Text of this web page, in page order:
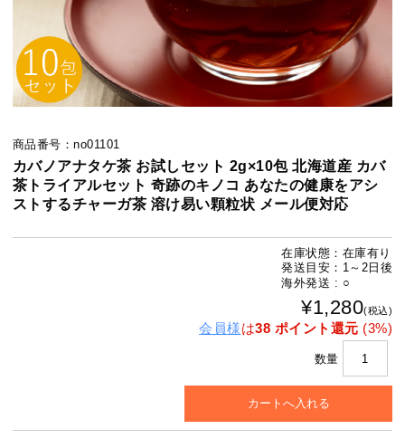
商品番号：no01101
カバノアナタケ茶 お試しセット 2g×10包 北海道産 カバ
茶トライアルセット 奇跡のキノコ あなたの健康をアシ
ストするチャーガ茶 溶け易い顆粒状 メール便対応
在庫状態：在庫有り
発送目安：1～2日後
海外発送 : ○
¥1,280(税込)
会員様は38 ポイント還元 (3%)
数量